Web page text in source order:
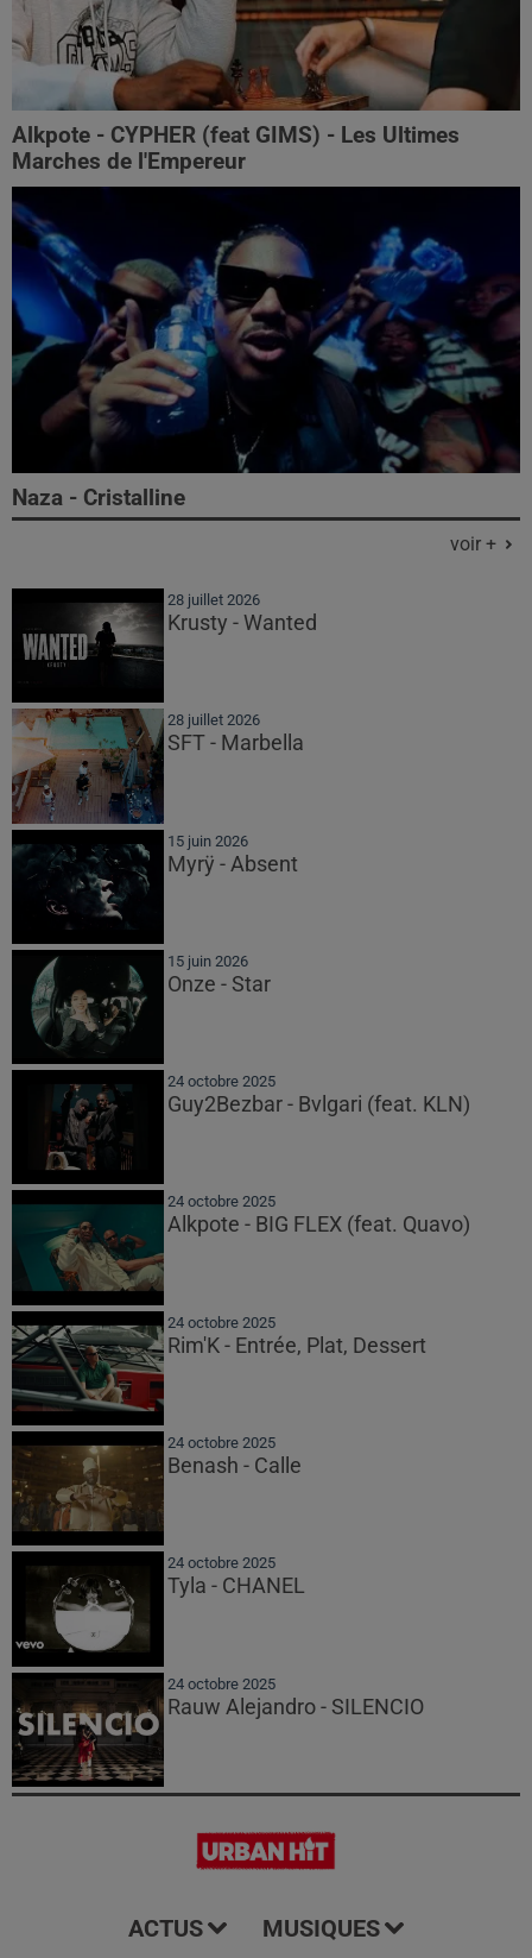
Alkpote - CYPHER (feat GIMS) - Les Ultimes
Marches de l'Empereur
Naza - Cristalline
voir +
28 juillet 2026
Krusty - Wanted
28 juillet 2026
SFT - Marbella
15 juin 2026
Myrÿ - Absent
15 juin 2026
Onze - Star
24 octobre 2025
Guy2Bezbar - Bvlgari (feat. KLN)
24 octobre 2025
Alkpote - BIG FLEX (feat. Quavo)
24 octobre 2025
Rim'K - Entrée, Plat, Dessert
24 octobre 2025
Benash - Calle
24 octobre 2025
Tyla - CHANEL
24 octobre 2025
Rauw Alejandro - SILENCIO
ACTUS MUSIQUES